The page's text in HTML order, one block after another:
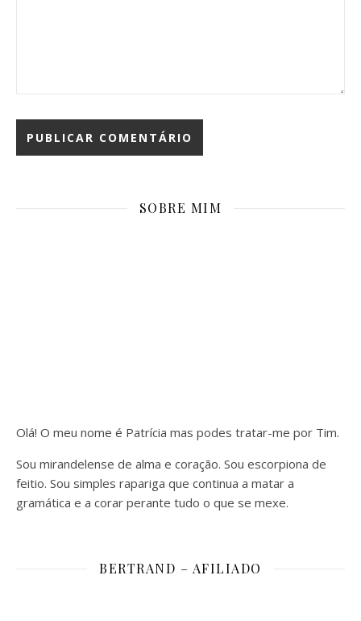
SOBRE MIM
Olá! O meu nome é Patrícia mas podes tratar-me por Tim.
Sou mirandelense de alma e coração. Sou escorpiona de
feitio. Sou simples rapariga que continua a matar a
gramática e a corar perante tudo o que se mexe.
BERTRAND – AFILIADO